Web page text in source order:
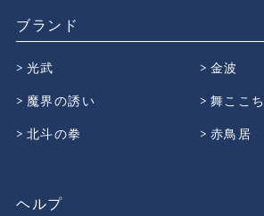
ブランド
光武
金波
魔界の誘い
舞ここち
北斗の拳
赤鳥居
ヘルプ